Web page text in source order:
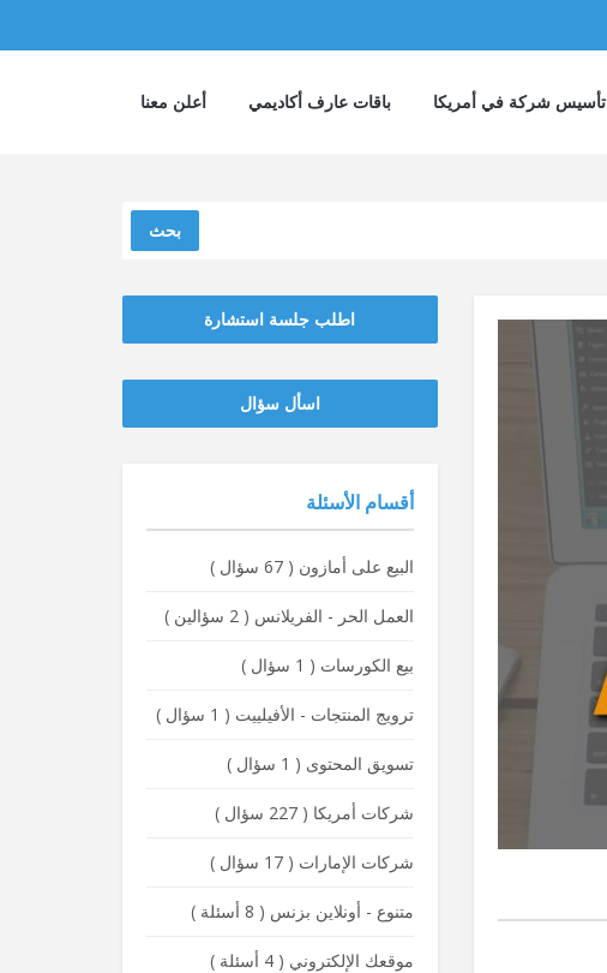
تأسيس شركة في أمريكا باقات عارف أكاديمي أعلن معنا
بحث
اطلب جلسة استشارة
‫‫اسأل سؤال
أقسام الأسئلة
البيع على أمازون (67 سؤال )
العمل الحر - الفريلانس (2 سؤالين )
بيع الكورسات ( 1 سؤال )
ترويج المنتجات - الأفيلييت ( 1 سؤال )
تسويق المحتوى ( 1 سؤال )
شركات أمريكا (227 سؤال )
شركات الإمارات (17 سؤال )
متنوع - أونلاين بزنس ( 8 أسئلة )
موقعك الإلكتروني (4 أسئلة )